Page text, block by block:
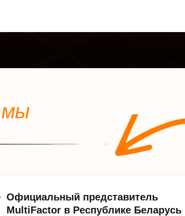
мы
Официальный представитель
MultiFactor в Республике Беларусь